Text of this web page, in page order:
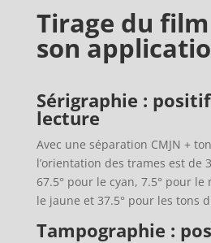
Tirage du
son
Sérigraphie :
lecture
Avec une séparation CMJN +
l’orientation des trames est de
67.5° pour le cyan, 7.5° pour le
le jaune et 37.5° pour les tons
Tampographie :